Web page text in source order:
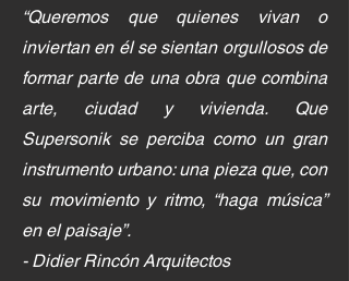
“Queremos que quienes vivan o
inviertan en él se sientan orgullosos de
formar parte de una obra que combina
arte, ciudad y vivienda. Que
Supersonik se perciba como un gran
instrumento urbano: una pieza que, con
su movimiento y ritmo, “haga música”
en el paisaje”.
- Didier Rincón Arquitectos